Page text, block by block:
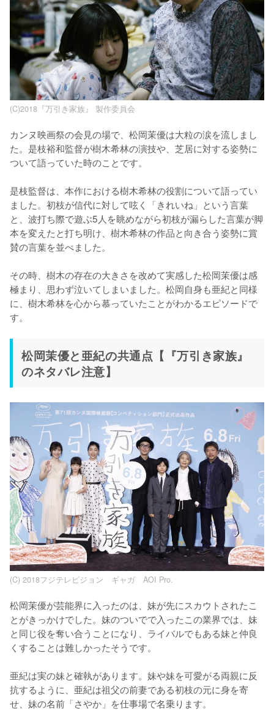
​(C)2018『万引き家族』 製作委員会
カンヌ映画祭の会見の場で、松岡茉優は大粒の涙を流しまし
た。是枝裕和監督が樹木希林の演技や、芝居に対する姿勢に
ついて語っていた時のことです。
是枝監督は、本作における樹木希林の役割について語ってい
ました。初枝が信代に対して呟く「きれいね」という言葉
と、波打ち際で遊ぶ5人を眺めながら初枝が漏らした言葉が脚
本を変えたと打ち明け、樹木希林の作品と向き合う姿勢に賞
賛の言葉を並べました。
その時、樹木の存在の大きさを改めて実感した松岡茉優は感
極まり、思わず泣いてしまいました。松岡自身も亜紀と同様
に、樹木希林を心から慕っていたことがわかるエピソードで
す。
松岡茉優と亜紀の共通点【『万引き家族』
のネタバレ注意】
(C) 2018フジテレビジョン ギャガ AOI Pro.
松岡茉優が芸能界に入ったのは、妹が先にスカウトされたこ
とがきっかけでした。妹のついでで入ったこの業界では、妹
と同じ役を奪い合うことになり、ライバルでもある妹と仲良
くすることは難しかったそうです。
亜紀は実の妹と確執があります。妹や妹を可愛がる両親に反
抗するように、亜紀は祖父の前妻である初枝の元に身を寄
せ、妹の名前「さやか」を仕事場で名乗ります。